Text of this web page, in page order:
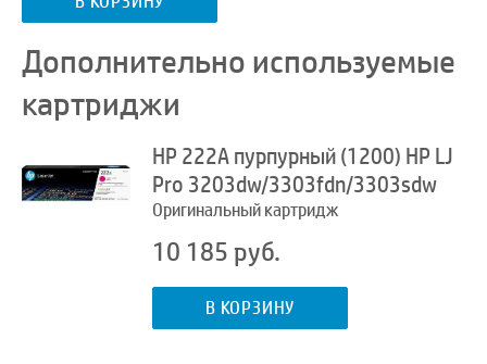
Дополнительно используемые
картриджи
HP 222A пурпурный (1200) HP LJ
Pro 3203dw/3303fdn/3303sdw
Оригинальный картридж
10 185 руб.
В КОРЗИНУ